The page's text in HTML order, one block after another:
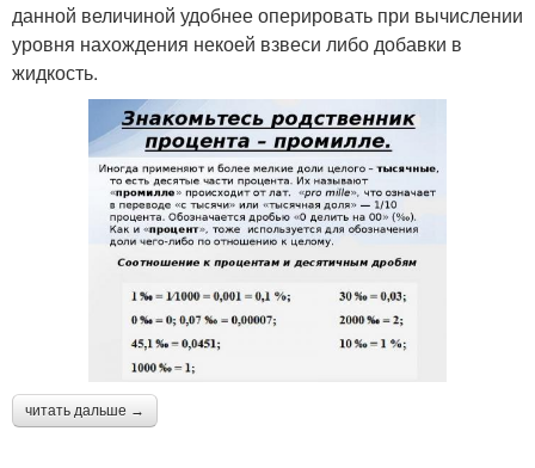
данной величиной удобнее оперировать при вычислении
уровня нахождения некоей взвеси либо добавки в
жидкость.
читать дальше →